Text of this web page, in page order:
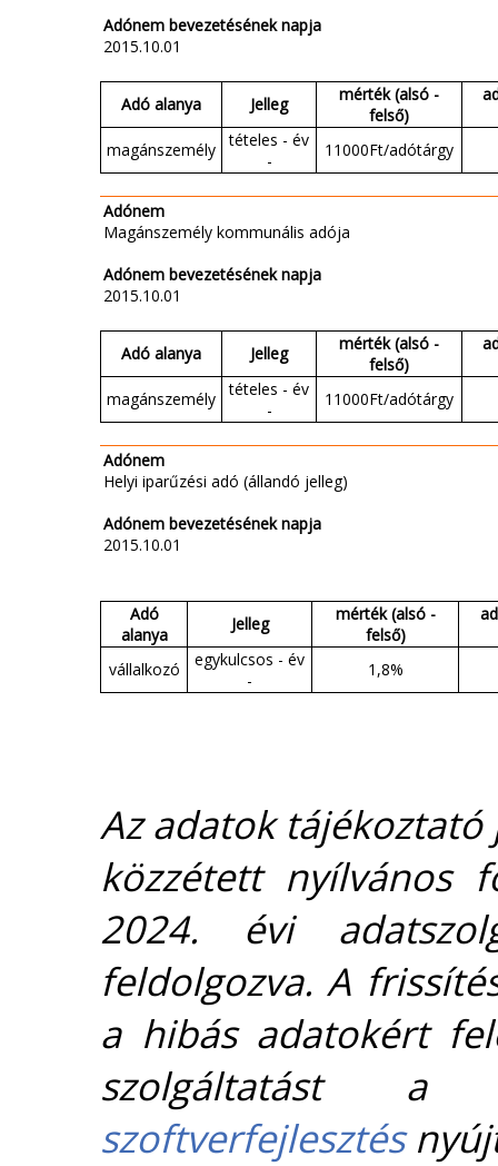
Adónem bevezetésének napja
2015.10.01
Adó alanya Jelleg
mérték (alsó -
felső)
magánszemély
tételes - év
-
11000Ft/adótárgy
Adónem
Magánszemély kommunális adója
Adónem bevezetésének napja
2015.10.01
Adó alanya Jelleg
mérték (alsó -
felső)
magánszemély
tételes - év
-
11000Ft/adótárgy
Adónem
Helyi iparűzési adó (állandó jelleg)
Adónem bevezetésének napja
2015.10.01
Adó
alanya
Jelleg
mérték (alsó -
felső)
vállalkozó
egykulcsos - év
-
1,8%
Az adatok
közzétett nyílvános
2024. évi
feldolgozva. A
a hibás adatokért
szolgáltatást
szoftverfejlesztés